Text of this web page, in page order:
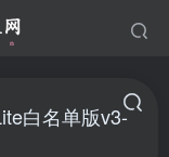
白名单版v3-